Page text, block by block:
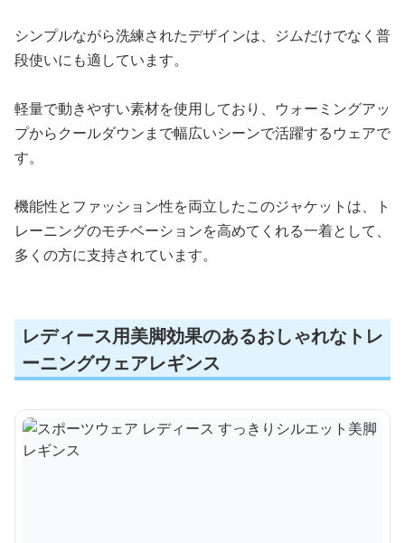
シンプルながら洗練されたデザインは、ジムだけでなく普
段使いにも適しています。
軽量で動きやすい素材を使用しており、ウォーミングアッ
プからクールダウンまで幅広いシーンで活躍するウェアで
す。
機能性とファッション性を両立したこのジャケットは、ト
レーニングのモチベーションを高めてくれる一着として、
多くの方に支持されています。
レディース用美脚効果のあるおしゃれなトレ
ーニングウェアレギンス